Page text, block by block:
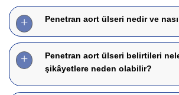
Penetran aort ülseri nedir ve
Penetran aort ülseri belirtileri
şikâyetlere neden olabilir?